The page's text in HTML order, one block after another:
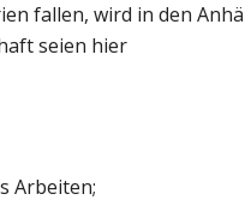
fallen, wird in den
seien hier
Arbeiten;